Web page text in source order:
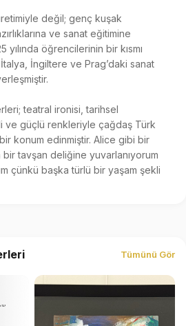
değil; genç kuşak
ve sanat eğitimine
yılında öğrencilerinin bir kısmı
İngiltere ve Prag’daki sanat
teatral ironisi, tarihsel
ve güçlü renkleriyle çağdaş Türk
konum edinmiştir. Alice gibi bir
tavşan deliğine yuvarlanıyorum
çünkü başka türlü bir yaşam şekli
Tümünü Gör